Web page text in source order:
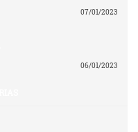
07/01/2023
06/01/2023